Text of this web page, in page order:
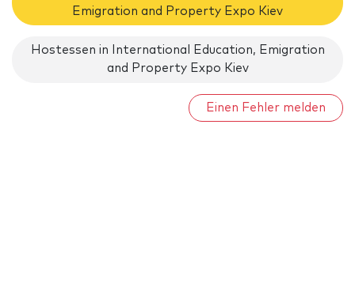
Emigration and Property Expo Kiev
Hostessen in International Education, Emigration
and Property Expo Kiev
Einen Fehler melden